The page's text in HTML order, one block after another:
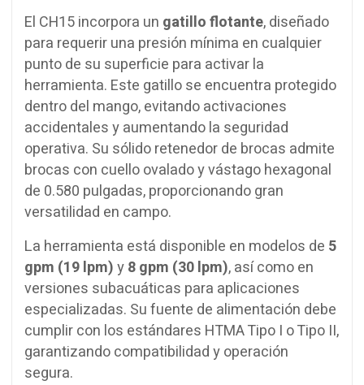
El CH15 incorpora un gatillo flotante, diseñado
para requerir una presión mínima en cualquier
punto de su superficie para activar la
herramienta. Este gatillo se encuentra protegido
dentro del mango, evitando activaciones
accidentales y aumentando la seguridad
operativa. Su sólido retenedor de brocas admite
brocas con cuello ovalado y vástago hexagonal
de 0.580 pulgadas, proporcionando gran
versatilidad en campo.
La herramienta está disponible en modelos de 5
gpm (19 lpm)y8 gpm (30 lpm), así como en
versiones subacuáticas para aplicaciones
especializadas. Su fuente de alimentación debe
cumplir con los estándares HTMA Tipo I o Tipo II,
garantizando compatibilidad y operación
segura.